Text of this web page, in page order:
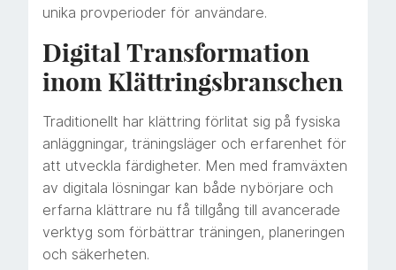
unika provperioder för användare.
Digital Transformation
inom Klättringsbranschen
Traditionellt har klättring förlitat sig på fysiska
anläggningar, träningsläger och erfarenhet för
att utveckla färdigheter. Men med framväxten
av digitala lösningar kan både nybörjare och
erfarna klättrare nu få tillgång till avancerade
verktyg som förbättrar träningen, planeringen
och säkerheten.